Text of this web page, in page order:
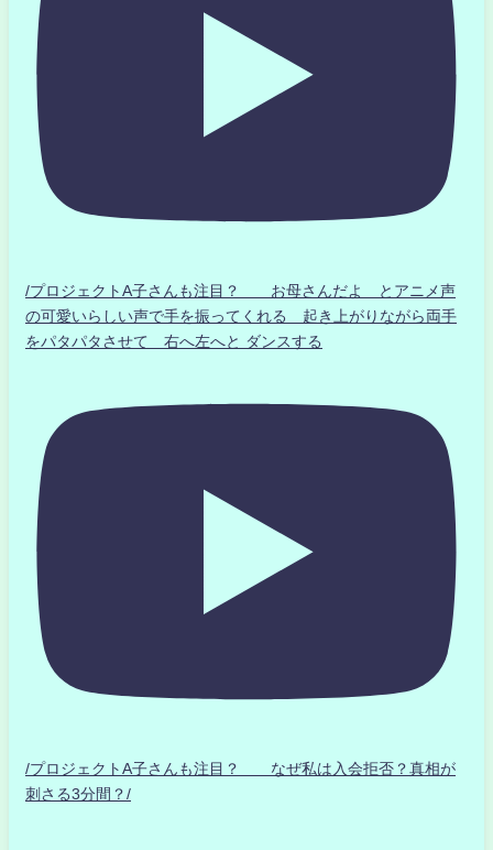
/プロジェクトA子さんも注目？ お母さんだよ とアニメ声
の可愛いらしい声で手を振ってくれる 起き上がりながら両手
をパタパタさせて 右へ左へと ダンスする
/プロジェクトA子さんも注目？ なぜ私は入会拒否？真相が
刺さる3分間？/